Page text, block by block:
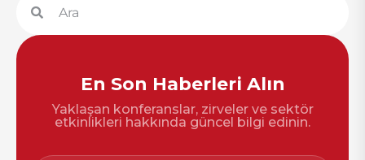
En Son Haberleri Alın
Yaklaşan konferanslar, zirveler ve sektör
etkinlikleri hakkında güncel bilgi edinin.